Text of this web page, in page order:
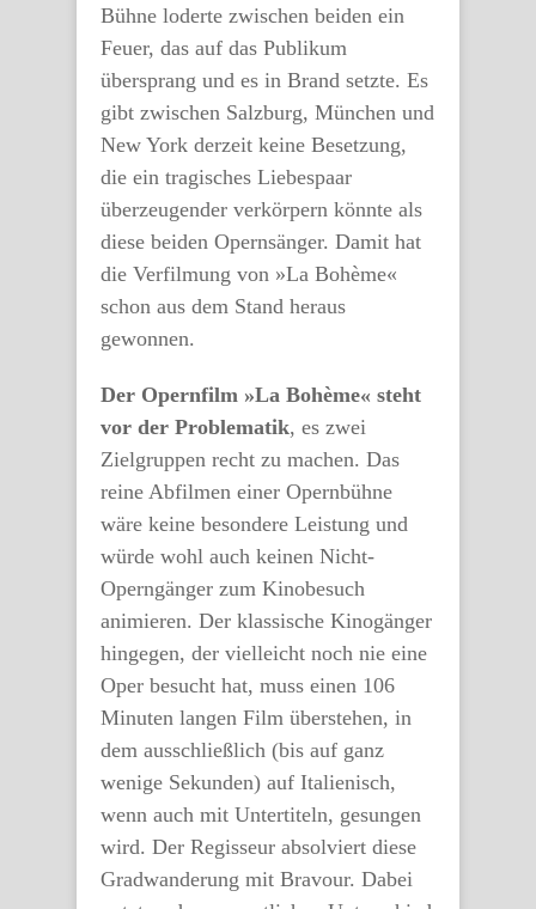
Bühne loderte zwischen beiden ein
Feuer, das auf das Publikum
übersprang und es in Brand setzte. Es
gibt zwischen Salzburg, München und
New York derzeit keine Besetzung,
die ein tragisches Liebespaar
überzeugender verkörpern könnte als
diese beiden Opernsänger. Damit hat
die Verfilmung von »La Bohème«
schon aus dem Stand heraus
gewonnen.
Der Opernfilm »La Bohème« steht
vor der Problematik, es zwei
Zielgruppen recht zu machen. Das
reine Abfilmen einer Opernbühne
wäre keine besondere Leistung und
würde wohl auch keinen Nicht-
Operngänger zum Kinobesuch
animieren. Der klassische Kinogänger
hingegen, der vielleicht noch nie eine
Oper besucht hat, muss einen 106
Minuten langen Film überstehen, in
dem ausschließlich (bis auf ganz
wenige Sekunden) auf Italienisch,
wenn auch mit Untertiteln, gesungen
wird. Der Regisseur absolviert diese
Gradwanderung mit Bravour. Dabei